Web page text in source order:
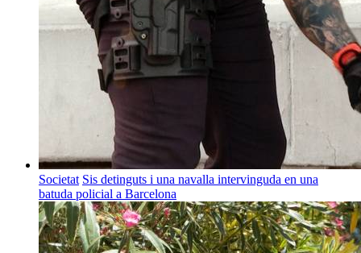
Societat Sis detinguts i una navalla intervinguda en una
batuda policial a Barcelona